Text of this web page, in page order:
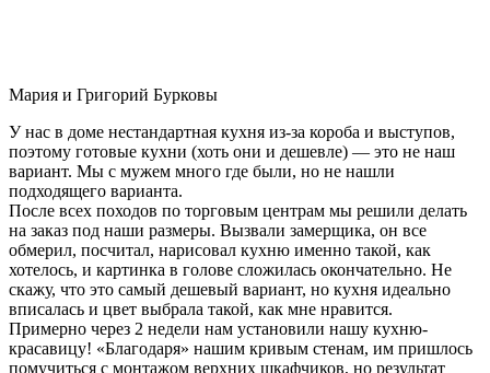
Мария и Григорий Бурковы
У нас в доме нестандартная кухня из-за короба и выступов,
поэтому готовые кухни (хоть они и дешевле) — это не наш
вариант. Мы с мужем много где были, но не нашли
подходящего варианта.
После всех походов по торговым центрам мы решили делать
на заказ под наши размеры. Вызвали замерщика, он все
обмерил, посчитал, нарисовал кухню именно такой, как
хотелось, и картинка в голове сложилась окончательно. Не
скажу, что это самый дешевый вариант, но кухня идеально
вписалась и цвет выбрала такой, как мне нравится.
Примерно через 2 недели нам установили нашу кухню-
красавицу! «Благодаря» нашим кривым стенам, им пришлось
помучиться с монтажом верхних шкафчиков, но результат